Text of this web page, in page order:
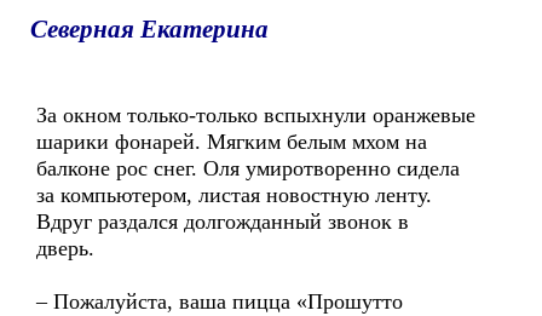
Северная Екатерина
За окном только-только вспыхнули оранжевые
шарики фонарей. Мягким белым мхом на
балконе рос снег. Оля умиротворенно сидела
за компьютером, листая новостную ленту.
Вдруг раздался долгожданный звонок в
дверь.
– Пожалуйста, ваша пицца «Прошутто